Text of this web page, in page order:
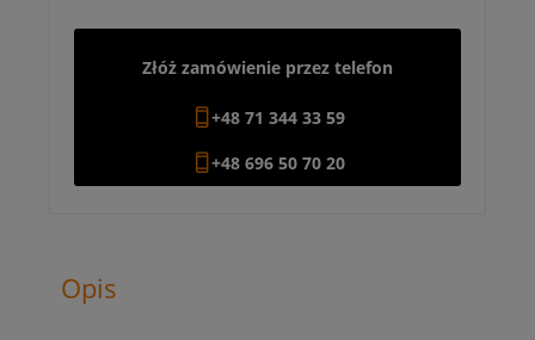
Złóż zamówienie przez telefon
+48 71 344 33 59
+48 696 50 70 20
Opis